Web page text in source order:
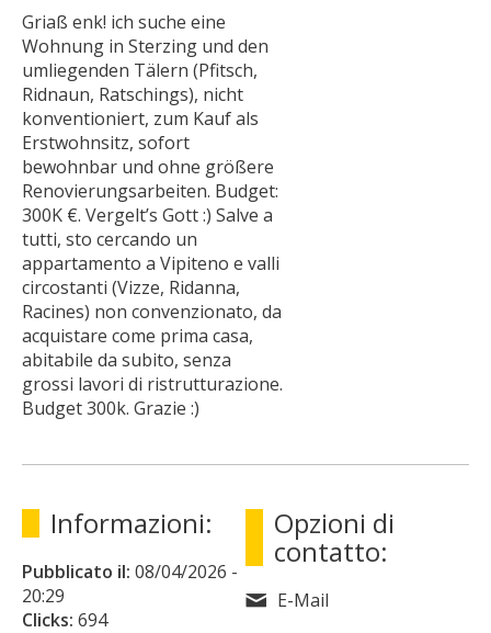
Griaß enk! ich suche eine
Wohnung in Sterzing und den
umliegenden Tälern (Pfitsch,
Ridnaun, Ratschings), nicht
konventioniert, zum Kauf als
Erstwohnsitz, sofort
bewohnbar und ohne größere
Renovierungsarbeiten. Budget:
300K €. Vergelt’s Gott :) Salve a
tutti, sto cercando un
appartamento a Vipiteno e valli
circostanti (Vizze, Ridanna,
Racines) non convenzionato, da
acquistare come prima casa,
abitabile da subito, senza
grossi lavori di ristrutturazione.
Budget 300k. Grazie :)
Informazioni:
Pubblicato il: 08/04/2026 -
20:29
Clicks: 694
Opzioni di
contatto:
E-Mail